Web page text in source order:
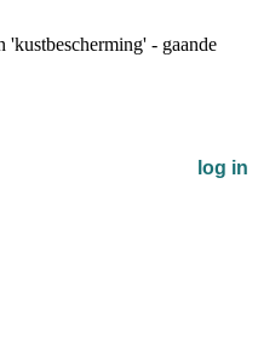
- gaande
log in